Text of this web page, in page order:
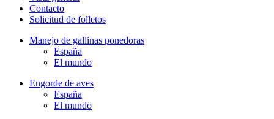
Contacto
Solicitud de folletos
Manejo de gallinas ponedoras
España
El mundo
Engorde de aves
España
El mundo